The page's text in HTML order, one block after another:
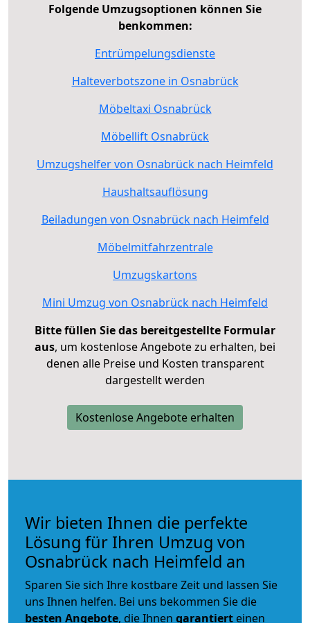
Folgende Umzugsoptionen können Sie
benkommen:
Entrümpelungsdienste
Halteverbotszone in Osnabrück
Möbeltaxi Osnabrück
Möbellift Osnabrück
Umzugshelfer von Osnabrück nach Heimfeld
Haushaltsauflösung
Beiladungen von Osnabrück nach Heimfeld
Möbelmitfahrzentrale
Umzugskartons
Mini Umzug von Osnabrück nach Heimfeld
Bitte füllen Sie das bereitgestellte Formular
aus, um kostenlose Angebote zu erhalten, bei
denen alle Preise und Kosten transparent
dargestellt werden
Kostenlose Angebote erhalten
Wir bieten Ihnen die perfekte
Lösung für Ihren Umzug von
Osnabrück nach Heimfeld an
Sparen Sie sich Ihre kostbare Zeit und lassen Sie
uns Ihnen helfen. Bei uns bekommen Sie die
besten Angebote, die Ihnen garantiert einen